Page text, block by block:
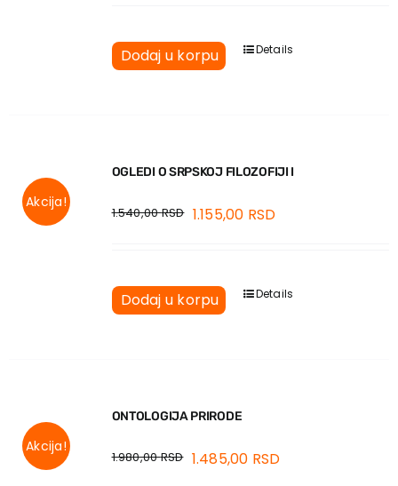
Dodaj u korpu Details
Akcija!
OGLEDI O SRPSKOJ FILOZOFIJI I
1.540,00RSD 1.155,00 RSD
Dodaj u korpu Details
Akcija!
ONTOLOGIJA PRIRODE
1.980,00RSD 1.485,00 RSD